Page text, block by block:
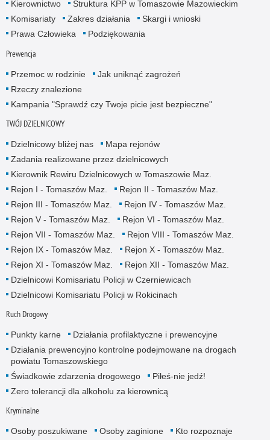
Kierownictwo
Struktura KPP w Tomaszowie Mazowieckim
Komisariaty
Zakres działania
Skargi i wnioski
Prawa Człowieka
Podziękowania
Prewencja
Przemoc w rodzinie
Jak uniknąć zagrożeń
Rzeczy znalezione
Kampania "Sprawdź czy Twoje picie jest bezpieczne"
TWÓJ DZIELNICOWY
Dzielnicowy bliżej nas
Mapa rejonów
Zadania realizowane przez dzielnicowych
Kierownik Rewiru Dzielnicowych w Tomaszowie Maz.
Rejon I - Tomaszów Maz.
Rejon II - Tomaszów Maz.
Rejon III - Tomaszów Maz.
Rejon IV - Tomaszów Maz.
Rejon V - Tomaszów Maz.
Rejon VI - Tomaszów Maz.
Rejon VII - Tomaszów Maz.
Rejon VIII - Tomaszów Maz.
Rejon IX - Tomaszów Maz.
Rejon X - Tomaszów Maz.
Rejon XI - Tomaszów Maz.
Rejon XII - Tomaszów Maz.
Dzielnicowi Komisariatu Policji w Czerniewicach
Dzielnicowi Komisariatu Policji w Rokicinach
Ruch Drogowy
Punkty karne
Działania profilaktyczne i prewencyjne
Działania prewencyjno kontrolne podejmowane na drogach
powiatu Tomaszowskiego
Świadkowie zdarzenia drogowego
Piłeś-nie jedź!
Zero tolerancji dla alkoholu za kierownicą
Kryminalne
Osoby poszukiwane Osoby zaginione
Kto rozpoznaje